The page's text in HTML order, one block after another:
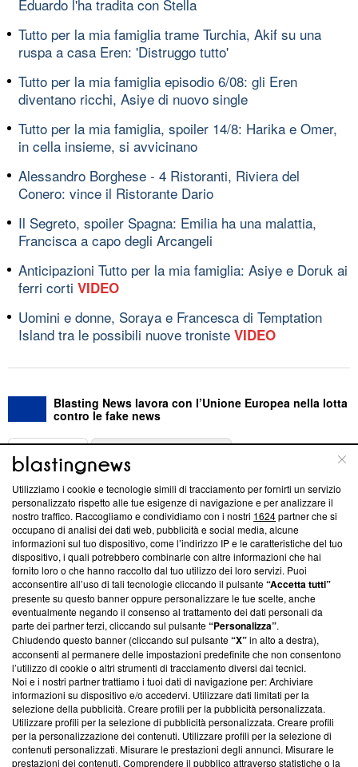
Eduardo l'ha tradita con Stella
Tutto per la mia famiglia trame Turchia, Akif su una
ruspa a casa Eren: 'Distruggo tutto'
Tutto per la mia famiglia episodio 6/08: gli Eren
diventano ricchi, Asiye di nuovo single
Tutto per la mia famiglia, spoiler 14/8: Harika e Omer,
in cella insieme, si avvicinano
Alessandro Borghese - 4 Ristoranti, Riviera del
Conero: vince il Ristorante Dario
Il Segreto, spoiler Spagna: Emilia ha una malattia,
Francisca a capo degli Arcangeli
Anticipazioni Tutto per la mia famiglia: Asiye e Doruk ai
ferri corti VIDEO
Uomini e donne, Soraya e Francesca di Temptation
Island tra le possibili nuove troniste VIDEO
Blasting News lavora con l’Unione Europea nella lotta
contro le fake news
ABOUT
Questa sezione offre informazioni trasparenti su Blasting
News, sui nostri processi editoriali e su come ci impegniamo a
creare news di qualità. Inoltre, afferma la nostra aderenza a
‘Trust Project - News with Integrity’Blasting News non è
ancora membro del programma, ma ha richiesto di farne
parte; Trust Project non ha ancora effettuato una verifica di
conformità agli standard.
Su di noi
Team editoriale
Corporate
Redazione
Informativa Privacy
Utilizziamo i cookie e tecnologie simili di tracciamento per fornirti un servizio
personalizzato rispetto alle tue esigenze di navigazione e per analizzare il
nostro traffico. Raccogliamo e condividiamo con i nostri 1624partner che si
occupano di analisi dei dati web, pubblicità e social media, alcune
informazioni sul tuo dispositivo, come l’indirizzo IP e le caratteristiche del tuo
dispositivo, i quali potrebbero combinarle con altre informazioni che hai
fornito loro o che hanno raccolto dal tuo utilizzo dei loro servizi. Puoi
acconsentire all’uso di tali tecnologie cliccando il pulsante“Accetta tutti”
presente su questo banner oppure personalizzare le tue scelte, anche
eventualmente negando il consenso al trattamento dei dati personali da
parte dei partner terzi, cliccando sul pulsante“Personalizza”.
Chiudendo questo banner (cliccando sul pulsante“X”in alto a destra),
acconsenti al permanere delle impostazioni predefinite che non consentono
l’utilizzo di cookie o altri strumenti di tracciamento diversi dai tecnici.
Noi e i nostri partner trattiamo i tuoi dati di navigazione per: Archiviare
informazioni su dispositivo e/o accedervi. Utilizzare dati limitati per la
selezione della pubblicità. Creare profili per la pubblicità personalizzata.
Utilizzare profili per la selezione di pubblicità personalizzata. Creare profili
per la personalizzazione dei contenuti. Utilizzare profili per la selezione di
contenuti personalizzati. Misurare le prestazioni degli annunci. Misurare le
prestazioni dei contenuti. Comprendere il pubblico attraverso statistiche o la